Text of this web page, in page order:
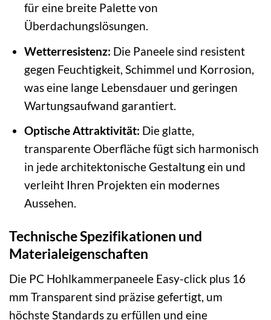
für eine breite Palette von
Überdachungslösungen.
Wetterresistenz: Die Paneele sind resistent
gegen Feuchtigkeit, Schimmel und Korrosion,
was eine lange Lebensdauer und geringen
Wartungsaufwand garantiert.
Optische Attraktivität: Die glatte,
transparente Oberfläche fügt sich harmonisch
in jede architektonische Gestaltung ein und
verleiht Ihren Projekten ein modernes
Aussehen.
Technische Spezifikationen und
Materialeigenschaften
Die PC Hohlkammerpaneele Easy-click plus 16
mm Transparent sind präzise gefertigt, um
höchste Standards zu erfüllen und eine